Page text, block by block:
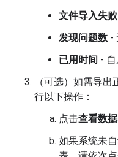
文件导入失败
发现问题数 -
已用时间 -
（可选）如需导
行以下操作：
点击查看数
如果系统未